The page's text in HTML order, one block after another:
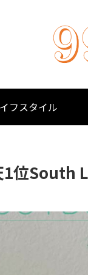
フスタイル
位South